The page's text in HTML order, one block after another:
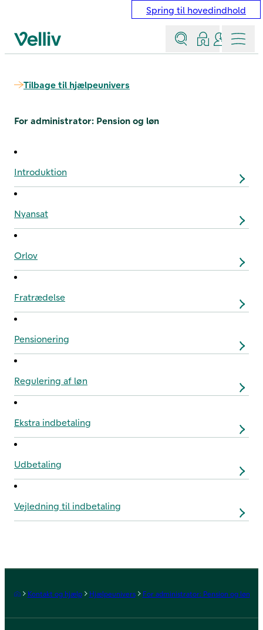
Spring til hovedindhold
Velliv startside
Søg Log indKontakt
Menu
Tilbage til hjælpeunivers
For administrator: Pension og løn
Introduktion
Nyansat
Orlov
Fratrædelse
Pensionering
Regulering af løn
Ekstra indbetaling
Udbetaling
Vejledning til indbetaling
Forside
Kontakt og hjælp Hjælpeunivers For administrator: Pension og løn